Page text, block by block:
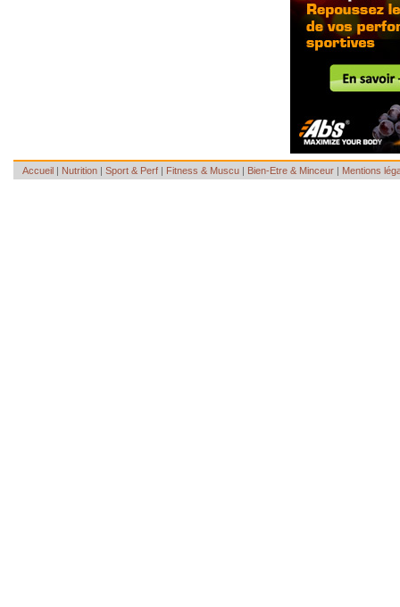
Accueil | Nutrition | Sport & Perf | Fitness & Muscu | Bien-Etre & Minceur | Mentions